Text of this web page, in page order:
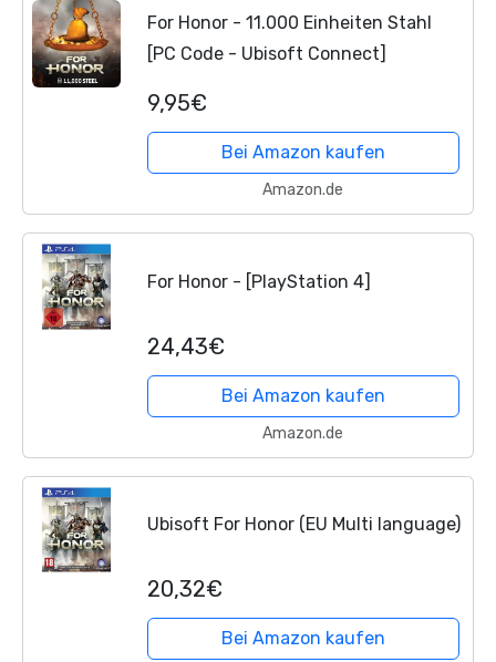
For Honor - 11.000 Einheiten Stahl
[PC Code - Ubisoft Connect]
9,95€
Bei Amazon kaufen
Amazon.de
For Honor - [PlayStation 4]
24,43€
Bei Amazon kaufen
Amazon.de
Ubisoft For Honor (EU Multi language)
20,32€
Bei Amazon kaufen